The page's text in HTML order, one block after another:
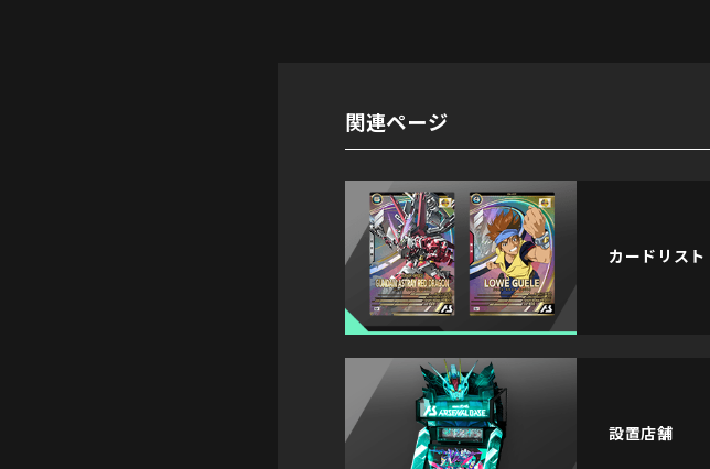
関連ページ
カードリスト
設置店舗